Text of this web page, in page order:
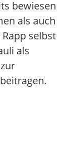
bewiesen
als auch
selbst
als